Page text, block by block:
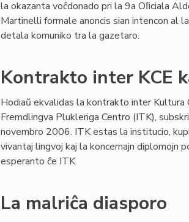
la okazanta voĉdonado pri la 9a Oﬁciala
Martinelli formale anoncis sian intencon al
detala komuniko tra la gazetaro.
Kontrakto inter KCE
Hodiaŭ ekvalidas la kontrakto inter Kultura
Fremdlingva Plukleriga Centro (ITK),
novembro 2006. ITK estas la institucio,
vivantaj lingvoj kaj la koncernajn diplomojn
esperanto ĉe ITK.
La malriĉa diasporo